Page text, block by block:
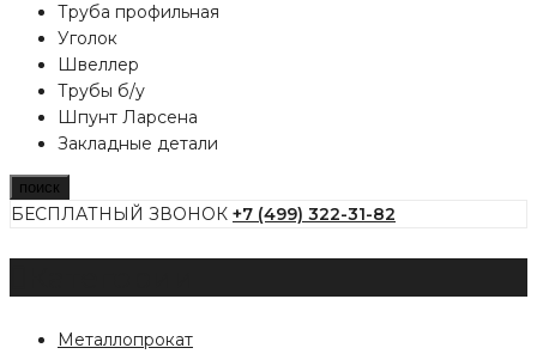
Труба профильная
Уголок
Швеллер
Трубы б/у
Шпунт Ларсена
Закладные детали
поиск
БЕСПЛАТНЫЙ ЗВОНОК +7 (499) 322-31-82
Металлопрокат